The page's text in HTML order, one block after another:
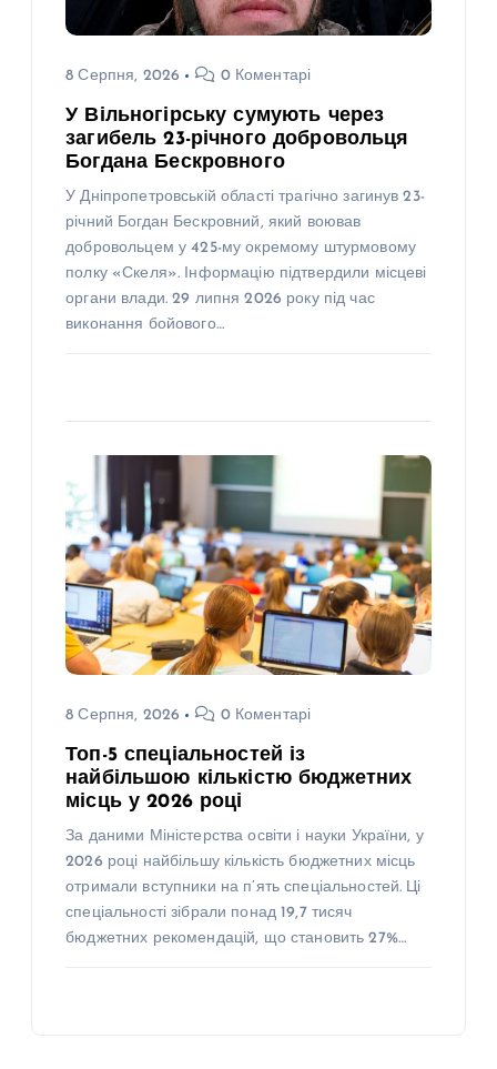
8 Серпня, 2026 0 Коментарі
У Вільногірську сумують через
загибель 23-річного добровольця
Богдана Бескровного
У Дніпропетровській області трагічно загинув 23-
річний Богдан Бескровний, який воював
добровольцем у 425-му окремому штурмовому
полку «Скеля». Інформацію підтвердили місцеві
органи влади. 29 липня 2026 року під час
виконання бойового…
8 Серпня, 2026 0 Коментарі
Топ-5 спеціальностей із
найбільшою кількістю бюджетних
місць у 2026 році
За даними Міністерства освіти і науки України, у
2026 році найбільшу кількість бюджетних місць
отримали вступники на п’ять спеціальностей. Ці
спеціальності зібрали понад 19,7 тисяч
бюджетних рекомендацій, що становить 27%…